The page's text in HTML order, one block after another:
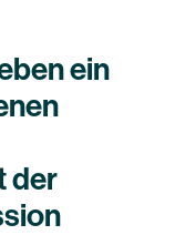
ein
der